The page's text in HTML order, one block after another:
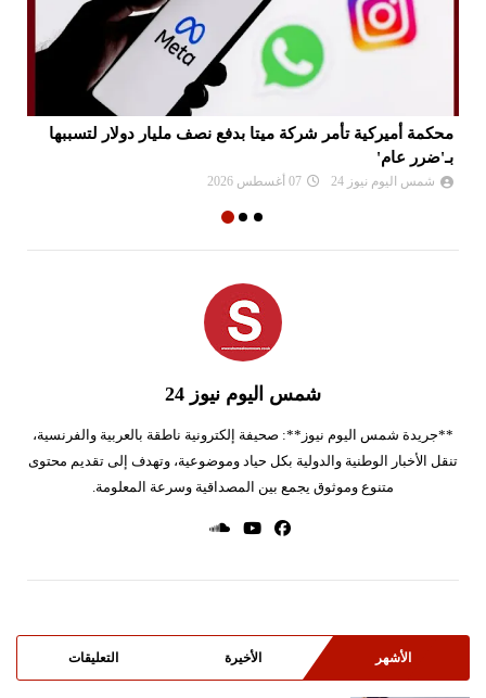
محكمة أميركية تأمر شركة ميتا بدفع نصف مليار دولار لتسببها
بـ'ضرر عام'
شمس اليوم نيوز 24 07 أغسطس 2026
شمس اليوم نيوز 24
**جريدة شمس اليوم نيوز**: صحيفة إلكترونية ناطقة بالعربية والفرنسية،
تنقل الأخبار الوطنية والدولية بكل حياد وموضوعية، وتهدف إلى تقديم محتوى
متنوع وموثوق يجمع بين المصداقية وسرعة المعلومة.
الأشهر الأخيرة التعليقات